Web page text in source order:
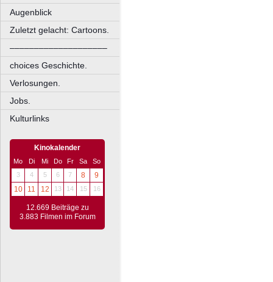
Augenblick
Zuletzt gelacht: Cartoons.
––––––––––––––––––––
choices Geschichte.
Verlosungen.
Jobs.
Kulturlinks
Kinokalender
Mo Di Mi Do Fr Sa
So
3
4 5 6 7 8
9
10
11 12 13 14 15 16
12.669 Beiträge zu
3.883 Filmen im Forum